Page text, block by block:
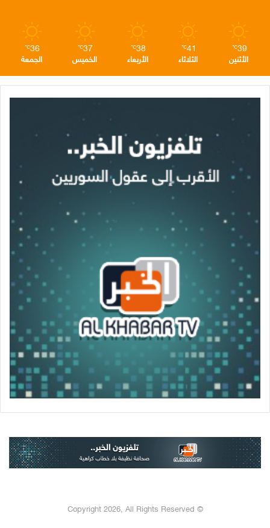
39
℃
الأثنين
41
℃
الثلاثاء
38
℃
الأربعاء
37
℃
الخميس
36
℃
الجمعة
© Copyright 2026, All Rights Reserved